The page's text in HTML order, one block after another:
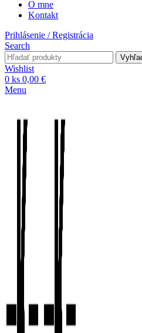
O mne
Kontakt
Prihlásenie / Registrácia
Search
Wishlist
0 ks 0,00 €
Menu